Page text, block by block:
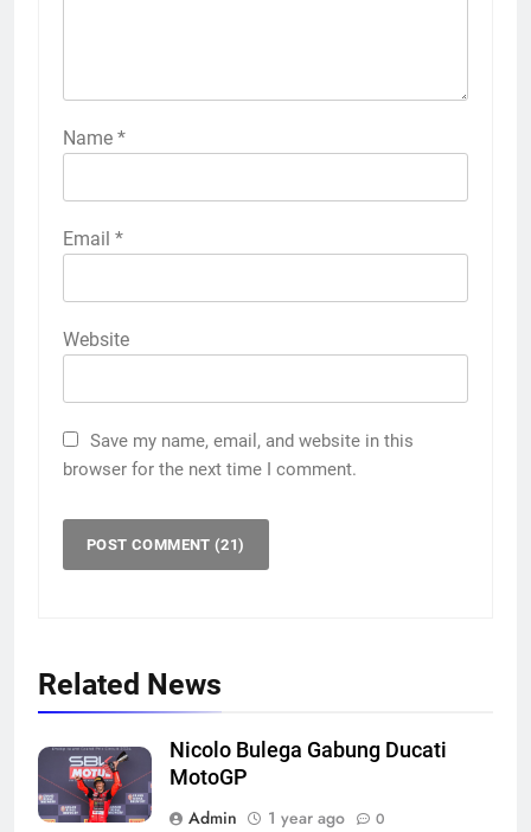
Name *
Email *
Website
Save my name, email, and website in this
browser for the next time I comment.
Related News
Nicolo Bulega Gabung Ducati
MotoGP
Admin
1 year ago 0